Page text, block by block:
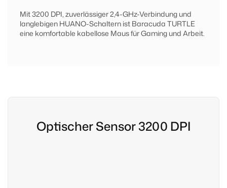
Mit 3200 DPI, zuverlässiger 2,4-GHz-Verbindung und
langlebigen HUANO-Schaltern ist Baracuda TURTLE
eine komfortable kabellose Maus für Gaming und Arbeit.
Optischer Sensor 3200 DPI